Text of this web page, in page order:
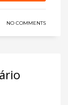
NO COMMENTS